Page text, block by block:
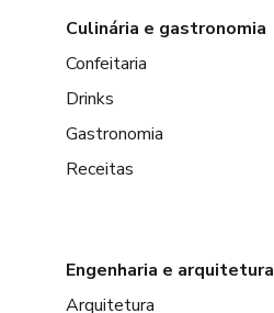
Culinária e gastronomia
Confeitaria
Drinks
Gastronomia
Receitas
Engenharia e arquitetura
Arquitetura